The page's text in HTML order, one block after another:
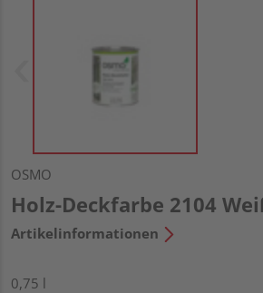
OSMO
Holz-Deckfarbe 2104
Artikelinformationen
0,75 l